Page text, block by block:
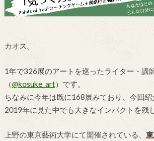
カオス。
1年で326展のアートを巡ったライター・講
（@kosuke_art）です。
ちなみに今年は既に168展みており、今回紹
2019年に見た中でも大きなインパクトを残
上野の東京藝術大学にて開催されている、